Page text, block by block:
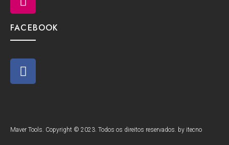
FACEBOOK
Maver Tools. Copyright © 2023. Todos os direitos reservados. by itecno